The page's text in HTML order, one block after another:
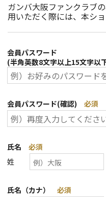
ガンバ大阪ファンクラブ
用いただく際には、本シ
会員パスワード
(半角英数8文字以上15文字以
会員パスワード(確認) 必須
氏名 必須
姓
氏名（カナ） 必須